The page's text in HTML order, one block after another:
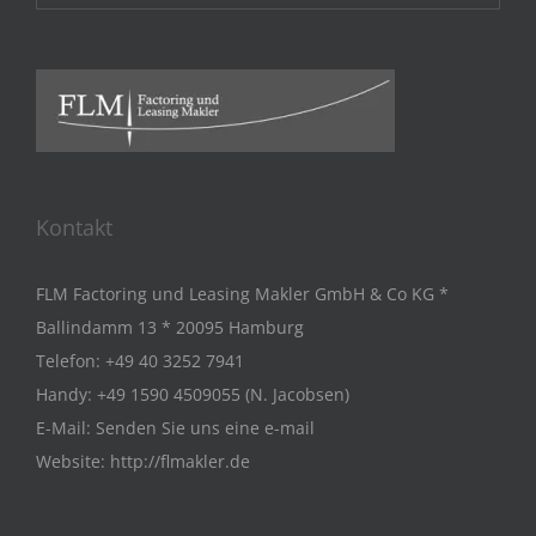
Kontakt
FLM Factoring und Leasing Makler GmbH & Co KG *
Ballindamm 13 * 20095 Hamburg
Telefon: +49 40 3252 7941
Handy: +49 1590 4509055 (N. Jacobsen)
E-Mail: Senden Sie uns eine e-mail
Website: http://flmakler.de